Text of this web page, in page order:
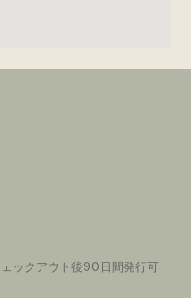
ェックアウト後90日間発行可